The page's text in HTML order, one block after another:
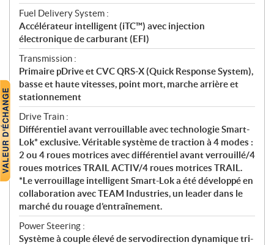
Fuel Delivery System :
Accélérateur intelligent (iTC™) avec injection
électronique de carburant (EFI)
Transmission :
Primaire pDrive et CVC QRS-X (Quick Response System),
basse et haute vitesses, point mort, marche arrière et
stationnement
Drive Train :
Différentiel avant verrouillable avec technologie Smart-
Lok* exclusive. Véritable système de traction à 4 modes :
2 ou 4 roues motrices avec différentiel avant verrouillé/4
roues motrices TRAIL ACTIV/4 roues motrices TRAIL.
*Le verrouillage intelligent Smart-Lok a été développé en
collaboration avec TEAM Industries, un leader dans le
marché du rouage d’entraînement.
Power Steering :
Système à couple élevé de servodirection dynamique tri-